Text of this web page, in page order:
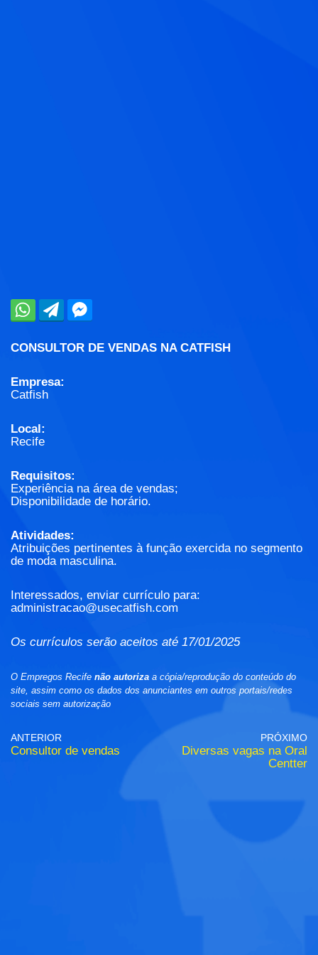
CONSULTOR DE VENDAS NA CATFISH
Empresa:
Catfish
Local:
Recife
Requisitos:
Experiência na área de vendas;
Disponibilidade de horário.
Atividades:
Atribuições pertinentes à função exercida no segmento
de moda masculina.
Interessados, enviar currículo para:
administracao@usecatfish.com
Os currículos serão aceitos até 17/01/2025
O Empregos Recife não autoriza a cópia/reprodução do conteúdo do
site, assim como os dados dos anunciantes em outros portais/redes
sociais sem autorização
ANTERIOR
Consultor de vendas
PRÓXIMO
Diversas vagas na Oral
Centter